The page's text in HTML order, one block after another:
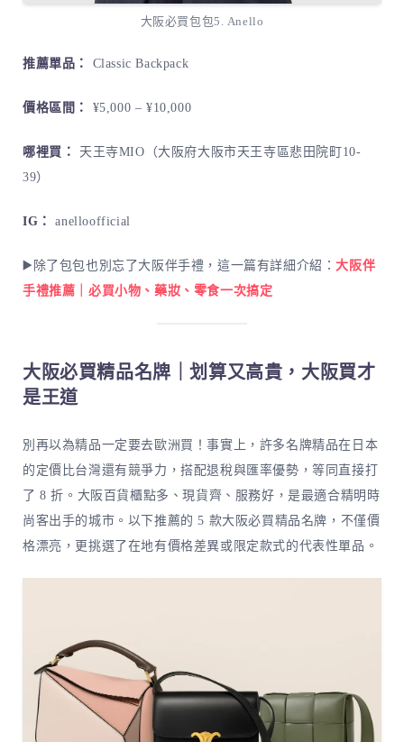
大阪必買包包5. Anello
推薦單品： Classic Backpack
價格區間： ¥5,000 – ¥10,000
哪裡買：
天王寺MIO（大阪府大阪市天王寺區悲田院町10-
39）
IG： anelloofficial
▶️除了包包也別忘了大阪伴手禮，這一篇有詳細介紹：大阪伴
手禮推薦｜必買小物、藥妝、零食一次搞定
大阪必買精品名牌｜划算又高貴，大阪買才
是王道
別再以為精品一定要去歐洲買！事實上，許多名牌精品在日本
的定價比台灣還有競爭力，搭配退稅與匯率優勢，等同直接打
了 8 折。大阪百貨櫃點多、現貨齊、服務好，是最適合精明時
尚客出手的城市。以下推薦的 5 款大阪必買精品名牌，不僅價
格漂亮，更挑選了在地有價格差異或限定款式的代表性單品。